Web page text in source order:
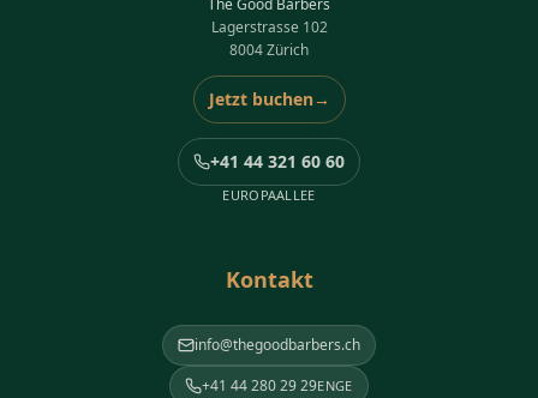
The Good Barbers
Lagerstrasse 102
8004 Zürich
Jetzt buchen→
+41 44 321 60 60
EUROPAALLEE
Kontakt
info@thegoodbarbers.ch
+41 44 280 29 29ENGE